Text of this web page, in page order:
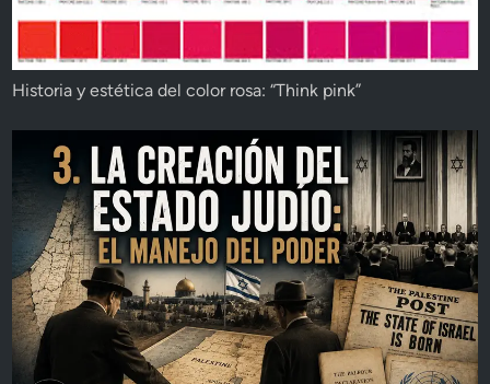
Historia y estética del color rosa: “Think pink”